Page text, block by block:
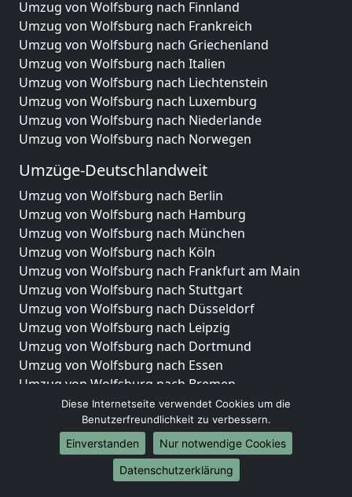
Umzug von Wolfsburg nach Finnland
Umzug von Wolfsburg nach Frankreich
Umzug von Wolfsburg nach Griechenland
Umzug von Wolfsburg nach Italien
Umzug von Wolfsburg nach Liechtenstein
Umzug von Wolfsburg nach Luxemburg
Umzug von Wolfsburg nach Niederlande
Umzug von Wolfsburg nach Norwegen
Umzüge-Deutschlandweit
Umzug von Wolfsburg nach Berlin
Umzug von Wolfsburg nach Hamburg
Umzug von Wolfsburg nach München
Umzug von Wolfsburg nach Köln
Umzug von Wolfsburg nach Frankfurt am Main
Umzug von Wolfsburg nach Stuttgart
Umzug von Wolfsburg nach Düsseldorf
Umzug von Wolfsburg nach Leipzig
Umzug von Wolfsburg nach Dortmund
Umzug von Wolfsburg nach Essen
Umzug von Wolfsburg nach Bremen
Umzug von Wolfsburg nach Dresden
Umzug von Wolfsburg nach Hannover
Umzug von Wolfsburg nach Nürnberg
Umzug von Wolfsburg nach Duisburg
Umzug von Wolfsburg nach Bochum
Diese Internetseite verwendet Cookies um die
Benutzerfreundlichkeit zu verbessern.
Einverstanden
Nur notwendige Cookies
Datenschutzerklärung